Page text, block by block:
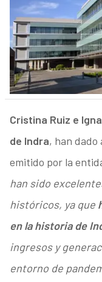
Cristina Ruiz e
de Indra, han dado
emitido por la
han sido
históricos, ya que
en la historia de
ingresos y
entorno de